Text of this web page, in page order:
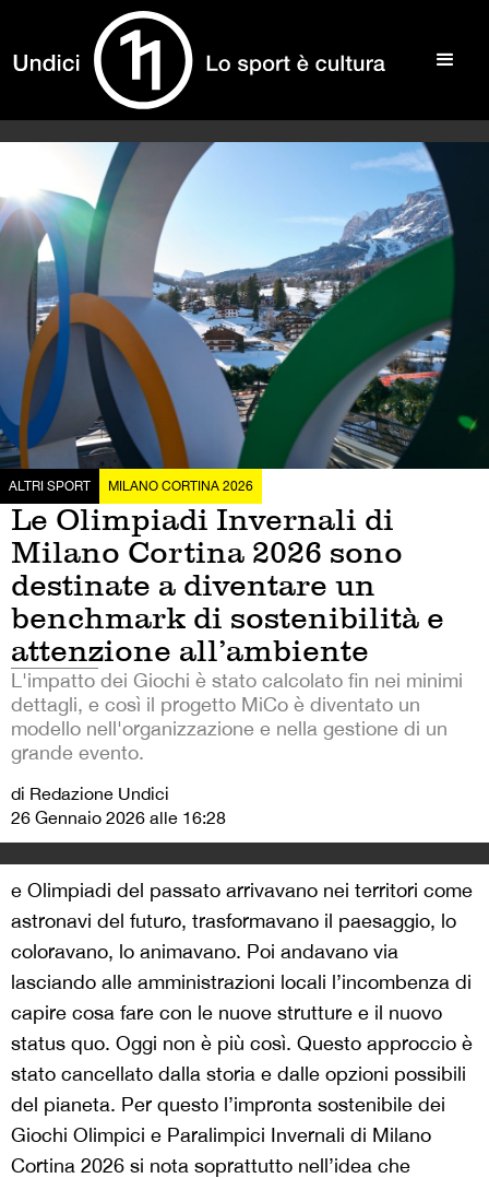
ALTRI SPORT MILANO CORTINA 2026
Le Olimpiadi Invernali di
Milano Cortina 2026 sono
destinate a diventare un
benchmark di sostenibilità e
attenzione all’ambiente
L'impatto dei Giochi è stato calcolato fin nei minimi
dettagli, e così il progetto MiCo è diventato un
modello nell'organizzazione e nella gestione di un
grande evento.
di Redazione Undici
26 Gennaio 2026 alle 16:28
e Olimpiadi del passato arrivavano nei territori come
astronavi del futuro, trasformavano il paesaggio, lo
coloravano, lo animavano. Poi andavano via
lasciando alle amministrazioni locali l’incombenza di
capire cosa fare con le nuove strutture e il nuovo
status quo. Oggi non è più così. Questo approccio è
stato cancellato dalla storia e dalle opzioni possibili
del pianeta. Per questo l’impronta sostenibile dei
Giochi Olimpici e Paralimpici Invernali di Milano
Cortina 2026 si nota soprattutto nell’idea che